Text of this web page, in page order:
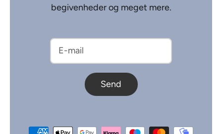
begivenheder og meget mere.
Send